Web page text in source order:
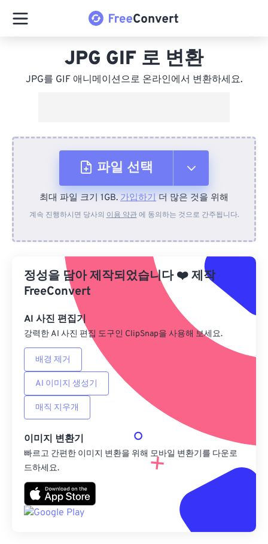
JPG GIF 로 변환
JPG를 GIF 애니메이션으로 온라인에서 변환하세요.
파일 선택
장치에서
Google 드라이브에서
OneDrive에서
URL에서
최대 파일 크기 1GB. 가입하기 더 많은 것을 위해
계속 진행하시면 당사의 이용 약관에 동의하는 것으로 간주됩니다.
정성을 담아 제작되었습니다❤️제작
FreeConvert
AI 사진 편집기
강력한 AI 사진 편집 도구인 ClipSnap을 사용해 보세요.
배경 제거
AI 이미지 생성기
매직 지우개
이미지 변환기
빠르고 간편한 이미지 변환을 위해 모바일 변환기를 다운로
드하세요.